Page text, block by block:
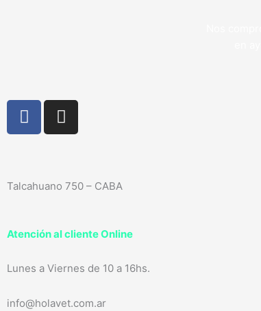
F
a
o
k
-
f
I
n
g
a
m
Talcahuano 750 – CABA
Atención al cliente Online
Lunes a Viernes de 10 a 16hs.
info@holavet.com.ar